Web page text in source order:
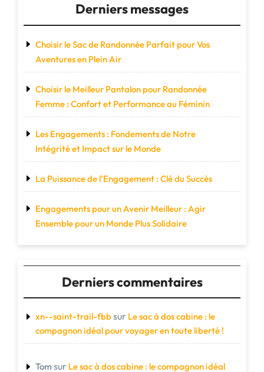
Derniers messages
Choisir le Sac de Randonnée Parfait pour Vos
Aventures en Plein Air
Choisir le Meilleur Pantalon pour Randonnée
Femme : Confort et Performance au Féminin
Les Engagements : Fondements de Notre
Intégrité et Impact sur le Monde
La Puissance de l’Engagement : Clé du Succès
Engagements pour un Avenir Meilleur : Agir
Ensemble pour un Monde Plus Solidaire
Derniers commentaires
xn--saint-trail-fbbsur Le sac à dos cabine : le
compagnon idéal pour voyager en toute liberté !
Tom sur Le sac à dos cabine : le compagnon idéal